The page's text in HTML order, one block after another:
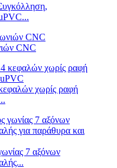
CNC
χωρίς ραφή
7 αξόνων